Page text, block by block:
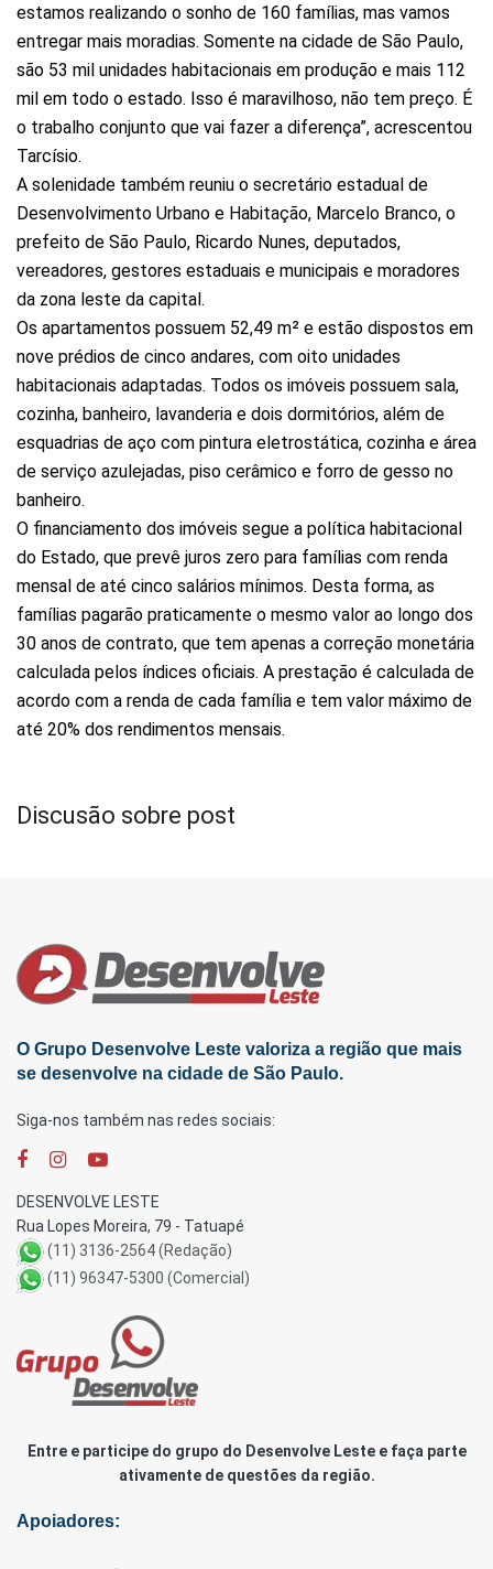
estamos realizando o sonho de 160 famílias, mas vamos
entregar mais moradias. Somente na cidade de São Paulo,
são 53 mil unidades habitacionais em produção e mais 112
mil em todo o estado. Isso é maravilhoso, não tem preço. É
o trabalho conjunto que vai fazer a diferença”, acrescentou
Tarcísio.
A solenidade também reuniu o secretário estadual de
Desenvolvimento Urbano e Habitação, Marcelo Branco, o
prefeito de São Paulo, Ricardo Nunes, deputados,
vereadores, gestores estaduais e municipais e moradores
da zona leste da capital.
Os apartamentos possuem 52,49 m² e estão dispostos em
nove prédios de cinco andares, com oito unidades
habitacionais adaptadas. Todos os imóveis possuem sala,
cozinha, banheiro, lavanderia e dois dormitórios, além de
esquadrias de aço com pintura eletrostática, cozinha e área
de serviço azulejadas, piso cerâmico e forro de gesso no
banheiro.
O financiamento dos imóveis segue a política habitacional
do Estado, que prevê juros zero para famílias com renda
mensal de até cinco salários mínimos. Desta forma, as
famílias pagarão praticamente o mesmo valor ao longo dos
30 anos de contrato, que tem apenas a correção monetária
calculada pelos índices oficiais. A prestação é calculada de
acordo com a renda de cada família e tem valor máximo de
até 20% dos rendimentos mensais.
Discusão sobre post
O Grupo Desenvolve Leste valoriza a região que mais
se desenvolve na cidade de São Paulo.
Siga-nos também nas redes sociais:
DESENVOLVE LESTE
Rua Lopes Moreira, 79 - Tatuapé
(11) 3136-2564 (Redação)
(11) 96347-5300 (Comercial)
Entre e participe do grupo do Desenvolve Leste e faça parte
ativamente de questões da região.
Apoiadores: